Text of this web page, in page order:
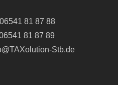
06541 81 87 88
81 87 89
Stb.de